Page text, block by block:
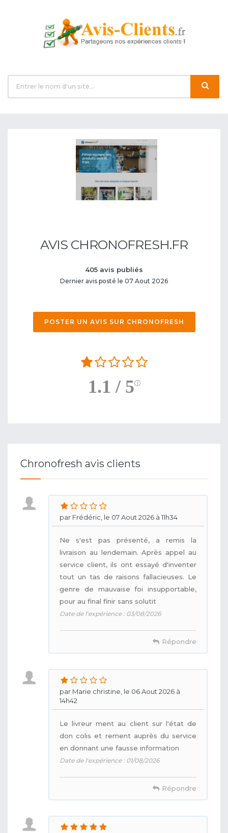
AVIS CHRONOFRESH.FR
405 avis publiés
Dernier avis posté le 07 Aout 2026
POSTER UN AVIS SUR CHRONOFRESH
1.1 / 5
Chronofresh avis clients
par Frédéric, le 07 Aout 2026 à 11h34
Ne s'est pas présenté, a remis la
livraison au lendemain. Après appel au
service client, ils ont essayé d'inventer
tout un tas de raisons fallacieuses. Le
genre de mauvaise foi insupportable,
pour au final finir sans solutit
Date de l'expérience : 03/08/2026
Répondre
par Marie christine, le 06 Aout 2026 à
14h42
Le livreur ment au client sur l'état de
don colis et rement auprès du service
en donnant une fausse information
Date de l'expérience : 01/08/2026
Répondre